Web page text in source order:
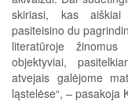
skiriasi, kas aiškiai
pasiteisino du
literatūroje
objektyviai,
atvejais galėjome
ląstelėse“, – pasakoja